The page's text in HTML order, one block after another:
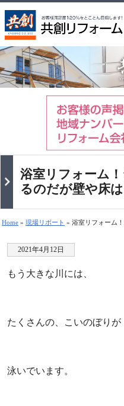
浴室リフォーム
るのだが壁や床
Home » 現場リポート » 浴室リフォーム
2021年4月12日
もう大きな川には、
たくさんの、こいのぼりが
泳いでいます。